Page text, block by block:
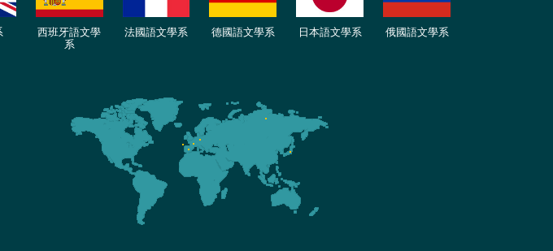
西班牙語文學
系
法國語文學系 德國語文學系 日本語文學系 俄國語文學系